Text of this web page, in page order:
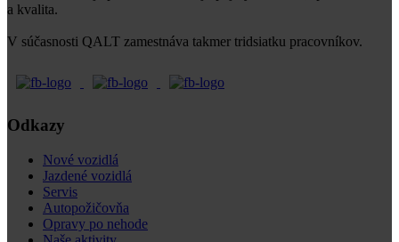
a kvalita.
V súčasnosti QALT zamestnáva takmer tridsiatku pracovníkov.
Odkazy
Nové vozidlá
Jazdené vozidlá
Servis
Autopožičovňa
Opravy po nehode